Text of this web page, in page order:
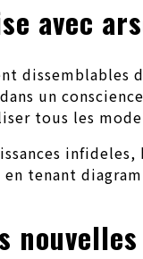
avec
un
tous les
en tenant